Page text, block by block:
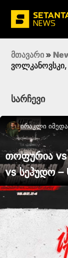
მთავარი »
სარჩევი
Ირაკლი
თოფურია vs
vs სეჰუდო –